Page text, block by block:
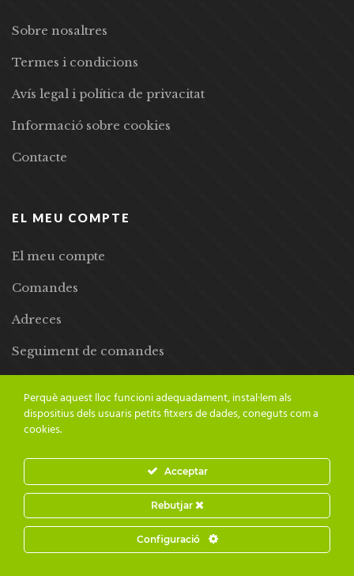
Sobre nosaltres
Termes i condicions
Avís legal i política de privacitat
Informació sobre cookies
Contacte
EL MEU COMPTE
El meu compte
Comandes
Adreces
Seguiment de comandes
© 2024 Adesiara Editorial | Tots els drets reservats | Preus amb
IVA inclòs |Grademorphic
Perquè aquest lloc funcioni adequadament, instal·lem als
dispositius dels usuaris petits fitxers de dades, coneguts com a
cookies.
Acceptar
Rebutjar
Configuració